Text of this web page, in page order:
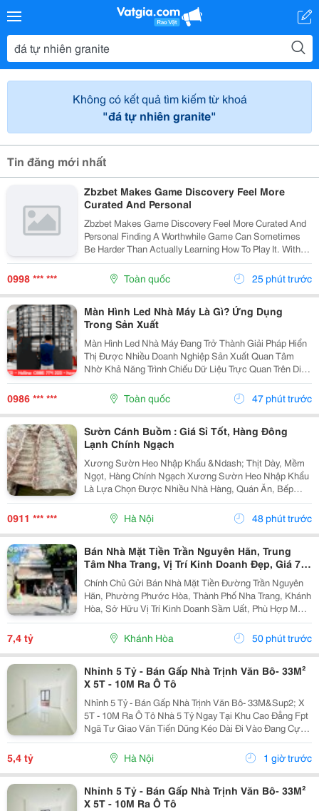
Không có kết quả tìm kiếm từ khoá
"đá tự nhiên granite"
Tin đăng mới nhất
Zbzbet Makes Game Discovery Feel More
Curated And Personal
Zbzbet Makes Game Discovery Feel More Curated And
Personal Finding A Worthwhile Game Can Sometimes
Be Harder Than Actually Learning How To Play It. With
Countless Genres, Studios, Updates, And Community
Recommendations Appearing Across Connected...
0998 *** *** Toàn quốc 25 phút trước
Màn Hình Led Nhà Máy Là Gì? Ứng Dụng
Trong Sản Xuất
Màn Hình Led Nhà Máy Đang Trở Thành Giải Pháp Hiển
Thị Được Nhiều Doanh Nghiệp Sản Xuất Quan Tâm
Nhờ Khả Năng Trình Chiếu Dữ Liệu Trực Quan Trên Diện
Tích Lớn. Không Chỉ Phục Vụ Nhu Cầu Trình Chiếu Hình
Ảnh, Màn Hình Led Còn Có Thể Hỗ Trợ Theo Dõi Và...
0986 *** *** Toàn quốc 47 phút trước
Sườn Cánh Buồm : Giá Sỉ Tốt, Hàng Đông
Lạnh Chính Ngạch
Xương Sườn Heo Nhập Khẩu &Ndash; Thịt Dày, Mềm
Ngọt, Hàng Chính Ngạch Xương Sườn Heo Nhập Khẩu
Là Lựa Chọn Được Nhiều Nhà Hàng, Quán Ăn, Bếp
Công Nghiệp Và Gia Đình Ưa Chuộng Nhờ Phần Thịt
Dày, Mềm Ngọt, Xương Nhỏ Và Hương Vị Thơm Ngon
Tự Nhiên ....
0911 *** *** Hà Nội 48 phút trước
Bán Nhà Mặt Tiền Trần Nguyên Hãn, Trung
Tâm Nha Trang, Vị Trí Kinh Doanh Đẹp, Giá 7,4
Tỷ
Chính Chủ Gửi Bán Nhà Mặt Tiền Đường Trần Nguyên
Hãn, Phường Phước Hòa, Thành Phố Nha Trang, Khánh
Hòa, Sở Hữu Vị Trí Kinh Doanh Sầm Uất, Phù Hợp Mở
Cửa Hàng, Văn Phòng, Showroom Hoặc Đầu Tư Cho
Thuê Lâu Dài. Thông Tin Chi Tiết. - Địa Chỉ: Số...
7,4 tỷ Khánh Hòa 50 phút trước
Nhỉnh 5 Tỷ - Bán Gấp Nhà Trịnh Văn Bô- 33M²
X 5T - 10M Ra Ô Tô
Nhỉnh 5 Tỷ - Bán Gấp Nhà Trịnh Văn Bô- 33M&Sup2; X
5T - 10M Ra Ô Tô Nhà 5 Tỷ Ngay Tại Khu Cao Đẳng Fpt
Ngã Tư Giao Văn Tiến Dũng Kéo Dài Đi Vào Đang Cực
Kỳ Đẹp. Căn Này Lại Có 5 Tầng, Gần Ô Tô, Gần Phố Và
5,4 tỷ Hà Nội 1 giờ trước
Nhỉnh 5 Tỷ - Bán Gấp Nhà Trịnh Văn Bô- 33M²
X 5T - 10M Ra Ô Tô